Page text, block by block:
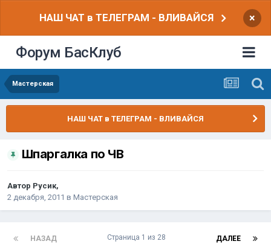
НАШ ЧАТ в ТЕЛЕГРАМ - ВЛИВАЙСЯ ×
Форум БасКлуб
Мастерская
НАШ ЧАТ в ТЕЛЕГРАМ - ВЛИВАЙСЯ
Шпаргалка по ЧВ
Автор Русик,
2 декабря, 2011 в Мастерская
НАЗАД ДАЛЕЕ
Страница 1 из 28